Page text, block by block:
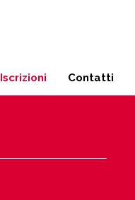
Iscrizioni Contatti